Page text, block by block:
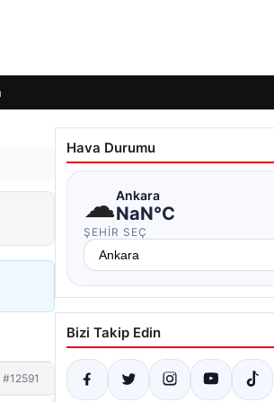
#12591
Hava Durumu
☁Ankara
NaN°C
ŞEHIR SEÇ
Bizi Takip Edin